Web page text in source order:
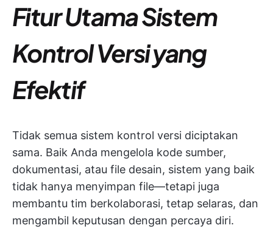
Fitur Utama Sistem
Kontrol Versi yang
Efektif
Tidak semua sistem kontrol versi diciptakan
sama. Baik Anda mengelola kode sumber,
dokumentasi, atau file desain, sistem yang baik
tidak hanya menyimpan file—tetapi juga
membantu tim berkolaborasi, tetap selaras, dan
mengambil keputusan dengan percaya diri.